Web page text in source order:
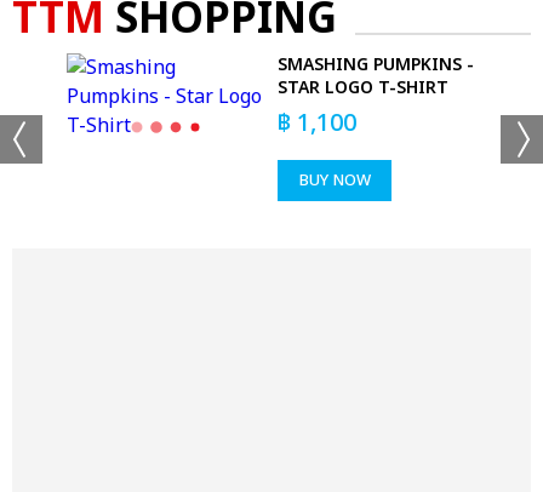
TTM SHOPPING
SMASHING PUMPKINS -
STAR LOGO T-SHIRT
฿ 1,100
BUY NOW